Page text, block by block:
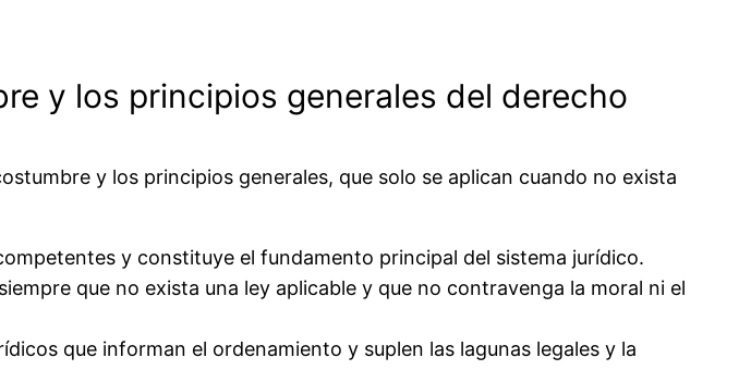
y los principios generales del derecho
y los principios generales, que solo se aplican cuando no exista
y constituye el fundamento principal del sistema jurídico.
que no exista una ley aplicable y que no contravenga la moral ni el
que informan el ordenamiento y suplen las lagunas legales y la